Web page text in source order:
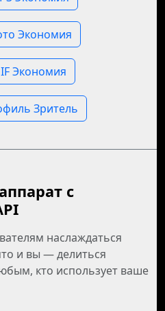
Экономия
Экономия
Зритель
с
наслаждаться
и вы — делиться
кто использует ваше